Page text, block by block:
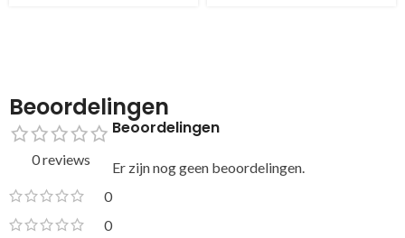
Beoordelingen
0 reviews
0
0
Beoordelingen
Er zijn nog geen beoordelingen.